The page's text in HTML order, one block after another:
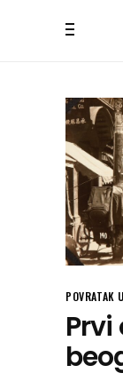
POVRATAK
Prvi